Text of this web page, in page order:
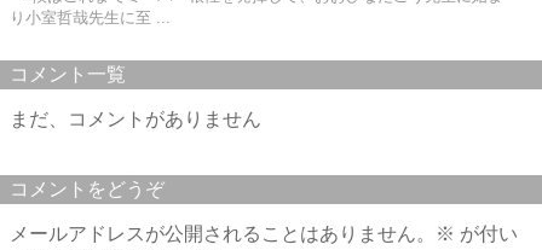
り小室哲哉先生に至 ...
コメント一覧
まだ、コメントがありません
コメントをどうぞ
メールアドレスが公開されることはありません。 ※ が付い